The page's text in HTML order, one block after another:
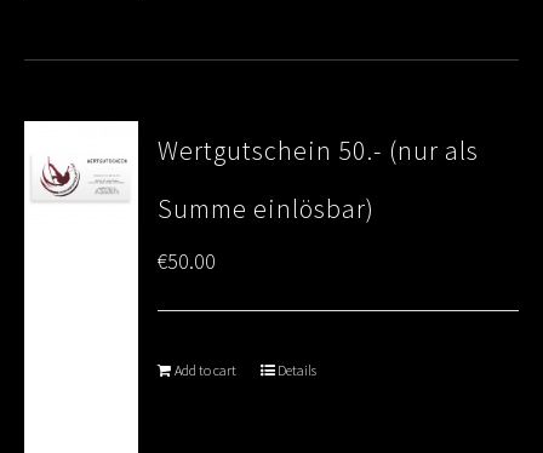
Wertgutschein 50.- (nur als
Summe einlösbar)
€50.00
Add to cart Details